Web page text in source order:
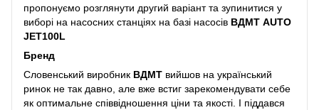
пропонуємо розглянути другий варіант та зупинитися у
виборі на насосних станціях на базі насосів ВДМТ AUTO
JET100L
Бренд
Словенський виробник ВДМТ вийшов на український
ринок не так давно, але вже встиг зарекомендувати себе
як оптимальне співвідношення ціни та якості. І піддався